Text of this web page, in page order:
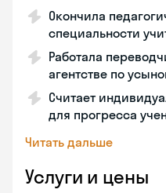
Окончила
специальности
Работала
агентстве по
Считает
для прогресса
Читать дальше
Услуги и цены